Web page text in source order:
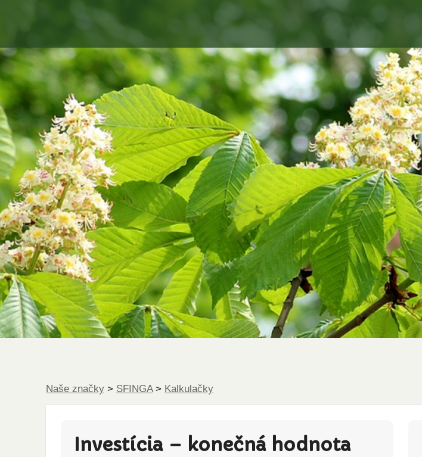
Naše značky > SFINGA > Kalkulačky
Investícia – konečná hodnota